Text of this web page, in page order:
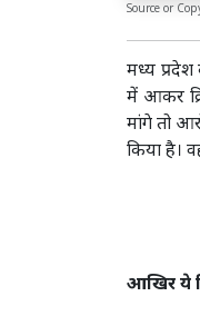
Source or
मध्य
में आकर
मांगे तो
किया है।
आखिर ये